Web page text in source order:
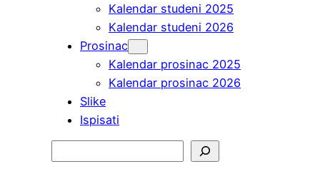
Kalendar studeni 2025
Kalendar studeni 2026
Prosinac
Kalendar prosinac 2025
Kalendar prosinac 2026
Slike
Ispisati